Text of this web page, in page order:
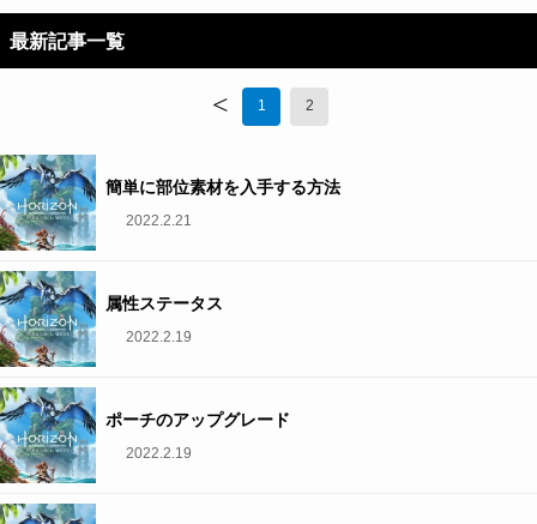
最新記事一覧
< 1 2
簡単に部位素材を入手する方法
2022.2.21
属性ステータス
2022.2.19
ポーチのアップグレード
2022.2.19